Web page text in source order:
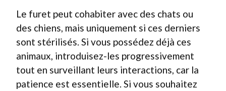
Le furet peut cohabiter avec des chats ou
des chiens, mais uniquement si ces derniers
sont stérilisés. Si vous possédez déjà ces
animaux, introduisez-les progressivement
tout en surveillant leurs interactions, car la
patience est essentielle. Si vous souhaitez